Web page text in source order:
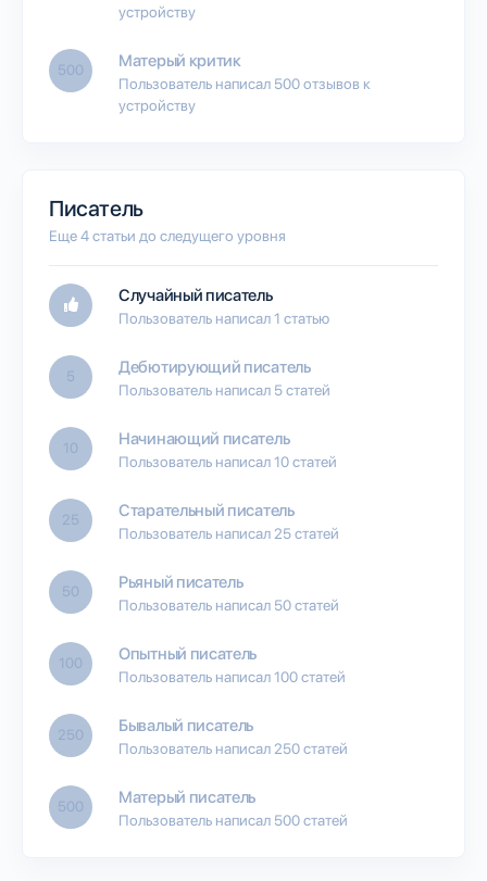
устройству
500 Матерый критик
Пользователь написал 500 отзывов к
устройству
Писатель
Еще 4 статьи до следущего уровня
Случайный писатель
Пользователь написал 1 статью
5 Дебютирующий писатель
Пользователь написал 5 статей
10 Начинающий писатель
Пользователь написал 10 статей
25 Старательный писатель
Пользователь написал 25 статей
50 Рьяный писатель
Пользователь написал 50 статей
100 Опытный писатель
Пользователь написал 100 статей
250 Бывалый писатель
Пользователь написал 250 статей
500 Матерый писатель
Пользователь написал 500 статей